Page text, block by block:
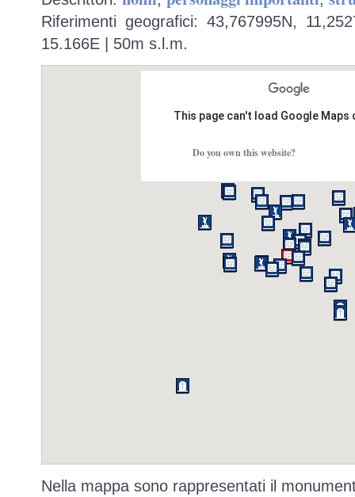
Riferimenti geografici: 43,767995N,
15.166E | 50m s.l.m.
This page can't load Google
Do you own this website?
Nella mappa sono rappresentati il